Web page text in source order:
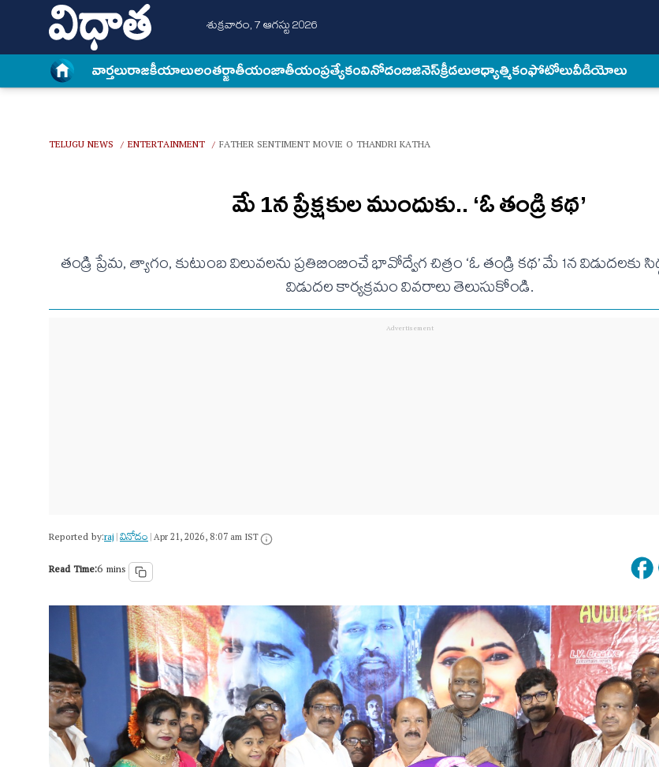
శుక్రవారం, 7 ఆగస్టు 2026
వార్త‌లురాజకీయాలుఅంత‌ర్జాతీయంజాతీయంప్రత్యేకంవినోదంబిజినెస్క్రీడలుఆధ్యాత్మికంఫోటోలువీడియోలు
TELUGU NEWS / ENTERTAINMENT / FATHER SENTIMENT MOVIE O THANDRI KATHA
మే 1న ప్రేక్షకుల ముందుకు.. ‘ఓ తండ్రి కథ’
తండ్రి ప్రేమ, త్యాగం, కుటుంబ విలువలను ప్రతిబింబించే భావోద్వేగ చిత్రం ‘ఓ తండ్రి కథ’ మే 1న విడుదలకు
విడుదల కార్యక్రమం వివరాలు తెలుసుకోండి.
Reported by:raj|వినోదం|Apr 21, 2026, 8:07 am IST
Read Time:6 mins